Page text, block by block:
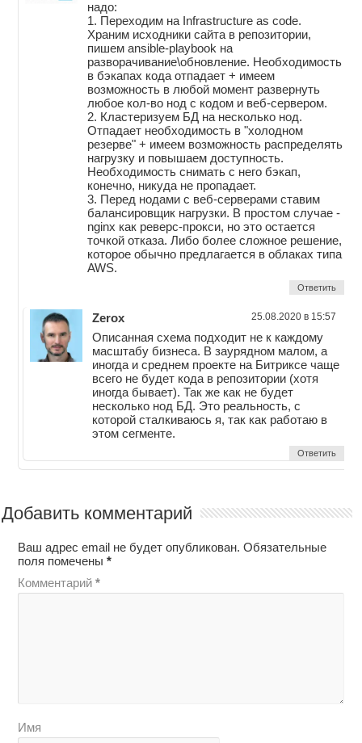
надо:
1. Переходим на Infrastructure as code.
Храним исходники сайта в репозитории,
пишем ansible-playbook на
разворачивание\обновление. Необходимость
в бэкапах кода отпадает + имеем
возможность в любой момент развернуть
любое кол-во нод с кодом и веб-сервером.
2. Кластеризуем БД на несколько нод.
Отпадает необходимость в "холодном
резерве" + имеем возможность распределять
нагрузку и повышаем доступность.
Необходимость снимать с него бэкап,
конечно, никуда не пропадает.
3. Перед нодами с веб-серверами ставим
балансировщик нагрузки. В простом случае -
nginx как реверс-прокси, но это остается
точкой отказа. Либо более сложное решение,
которое обычно предлагается в облаках типа
AWS.
Ответить
Zerox 25.08.2020 в 15:57
Описанная схема подходит не к каждому
масштабу бизнеса. В заурядном малом, а
иногда и среднем проекте на Битриксе чаще
всего не будет кода в репозитории (хотя
иногда бывает). Так же как не будет
несколько нод БД. Это реальность, с
которой сталкиваюсь я, так как работаю в
этом сегменте.
Ответить
Добавить комментарий
Ваш адрес email не будет опубликован. Обязательные
поля помечены*
Комментарий*
Имя